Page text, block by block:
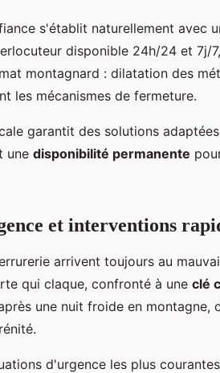
s'établit naturellement avec
disponible 24h/24 et 7j/
montagnard : dilatation des
les mécanismes de fermeture.
garantit des solutions
une disponibilité permanente
et interventions
arrivent toujours au
qui claque, confronté à une clé
une nuit froide en montagne,
d'urgence les plus